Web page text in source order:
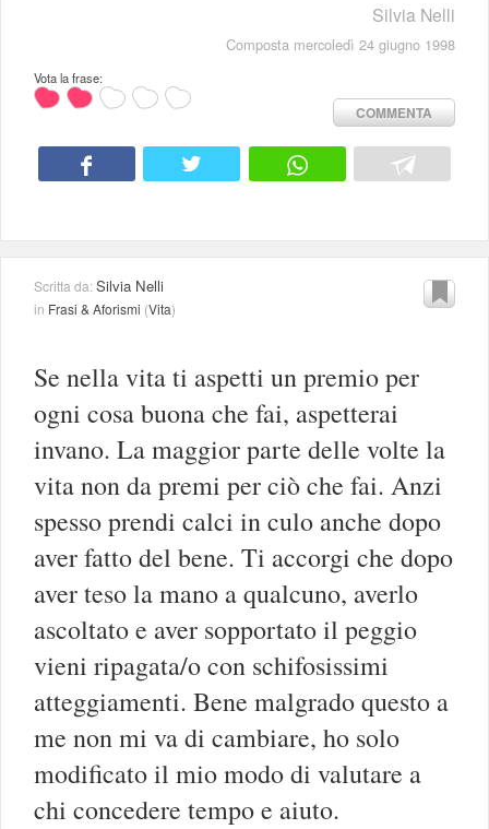
Silvia Nelli
Composta mercoledì 24 giugno 1998
Vota la frase:
COMMENTA
Scritta da:Silvia Nelli
in Frasi & Aforismi (Vita)
Se nella vita ti aspetti un premio per
ogni cosa buona che fai, aspetterai
invano. La maggior parte delle volte la
vita non da premi per ciò che fai. Anzi
spesso prendi calci in culo anche dopo
aver fatto del bene. Ti accorgi che dopo
aver teso la mano a qualcuno, averlo
ascoltato e aver sopportato il peggio
vieni ripagata/o con schifosissimi
atteggiamenti. Bene malgrado questo a
me non mi va di cambiare, ho solo
modificato il mio modo di valutare a
chi concedere tempo e aiuto.